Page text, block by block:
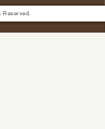
Reserved.